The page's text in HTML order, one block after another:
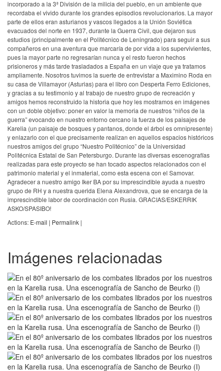
incorporado a la 3ª División de la milicia del pueblo, en un ambiente que
recordaba el vivido durante los grandes episodios revolucionarios. La mayor
parte de ellos eran asturianos y vascos llegados a la Unión Soviética
evacuados del norte en 1937, durante la Guerra Civil, que dejaron sus
estudios (principalmente en el Politécnico de Leningrado) para seguir a sus
compañeros en una aventura que marcaría de por vida a los supervivientes,
pues la mayor parte no regresarían nunca y el resto fueron hechos
prisioneros y más tarde trasladados a España en un viaje que ya tratamos
ampliamente. Nosotros tuvimos la suerte de entrevistar a Maximino Roda en
su casa de Villamayor (Asturias) para el libro con Desperta Ferro Ediciones,
y gracias a su testimonio y al trabajo de nuestro grupo de recreación y
amigos hemos reconstruido la historia que hoy les mostramos en imágenes
con un doble objetivo: poner en valor la memoria de nuestros “niños de la
guerra” evocando en nuestro entorno cercano la fuerza de los paisajes de
Karelia (un paisaje de bosques y pantanos, donde el árbol es omnipresente)
y enlazarlo con el que precisamente realizan en aquellos espacios históricos
nuestros amigos del grupo “Nuestro Politécnico” de la Universidad
Politécnica Estatal de San Petersburgo. Durante las diversas escenografías
realizadas para este proyecto se han tocado aspectos relacionados con el
patrimonio material y el inmaterial, como esta escena con el Samovar.
Agradecer a nuestro amigo Iker BA por su imprescindible ayuda a nuestro
grupo de RH y a nuestra querida Elena Alexandrova, que se encarga de la
imprescindible labor de coordinación con Rusia. GRACIAS/ESKERRIK
ASKO/SPASIBO!
Actions: E-mail | Permalink |
Imágenes relacionadas